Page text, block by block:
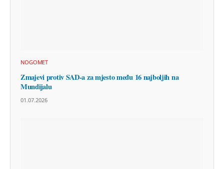
NOGOMET
Zmajevi protiv SAD-a za mjesto među 16 najboljih na
Mundijalu
01.07.2026